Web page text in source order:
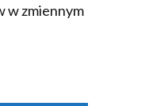
w zmiennym